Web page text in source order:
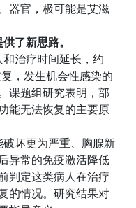
器官，极可能是艾滋
了新思路。
治疗时间延长，约
，发生机会性感染的
课题组研究表明，部
能无法恢复的主要原
坏更为严重、胸腺新
异常的免疫激活降低
判定这类病人在治疗
的情况。研究结果对